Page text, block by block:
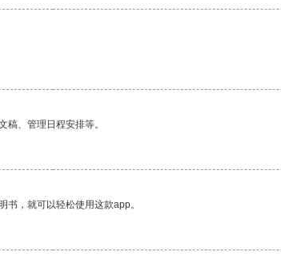
、管理日程安排等。
，就可以轻松使用这款app。